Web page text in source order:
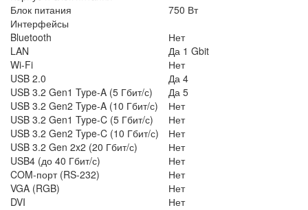
Блок питания
750 Вт
Интерфейсы
Bluetooth
Нет
LAN
Да 1 Gbit
Wi-Fi
Нет
USB 2.0
Да 4
USB 3.2 Gen1 Type-A (5 Гбит/с)
Да 5
USB 3.2 Gen2 Type-A (10 Гбит/с)
Нет
USB 3.2 Gen1 Type-C (5 Гбит/с)
Нет
USB 3.2 Gen2 Type-C (10 Гбит/с)
Нет
USB 3.2 Gen 2x2 (20 Гбит/с)
Нет
USB4 (до 40 Гбит/с)
Нет
COM-порт (RS-232)
Нет
VGA (RGB)
Нет
DVI
Нет